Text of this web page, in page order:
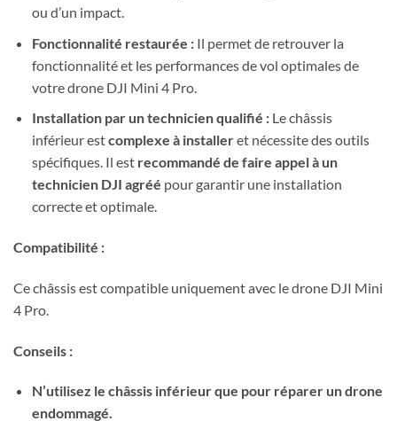
ou d’un impact.
Fonctionnalité restaurée :Il permet de retrouver la
fonctionnalité et les performances de vol optimales de
votre drone DJI Mini 4 Pro.
Installation par un technicien qualifié :Le châssis
inférieur estcomplexe à installeret nécessite des outils
spécifiques. Il est recommandé de faire appel à un
technicien DJI agréé pour garantir une installation
correcte et optimale.
Compatibilité :
Ce châssis est compatible uniquement avec le drone DJI Mini
4 Pro.
Conseils :
N’utilisez le châssis inférieur que pour réparer un drone
endommagé.